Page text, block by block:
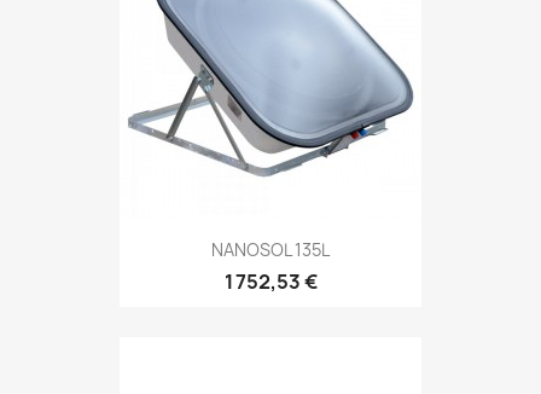
NANOSOL 135L
1 752,53 €